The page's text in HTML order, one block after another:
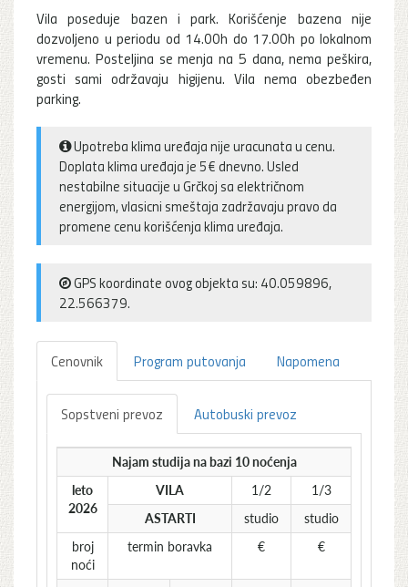
Vila poseduje bazen i park. Korišćenje bazena nije
dozvoljeno u periodu od 14.00h do 17.00h po lokalnom
vremenu. Posteljina se menja na 5 dana, nema peškira,
gosti sami održavaju higijenu. Vila nema obezbeđen
parking.
Upotreba klima uređaja nije uracunata u cenu.
Doplata klima uređaja je 5€ dnevno. Usled
nestabilne situacije u Grčkoj sa električnom
energijom, vlasicni smeštaja zadržavaju pravo da
promene cenu korišćenja klima uređaja.
GPS koordinate ovog objekta su: 40.059896,
22.566379.
Cenovnik Program putovanja Napomena
Sopstveni prevoz Autobuski prevoz
Najam studija na bazi 10 noćenja
leto
2026
VILA 1/2
1/3
ASTARTI
studio
studio
broj
noći
termin boravka € €